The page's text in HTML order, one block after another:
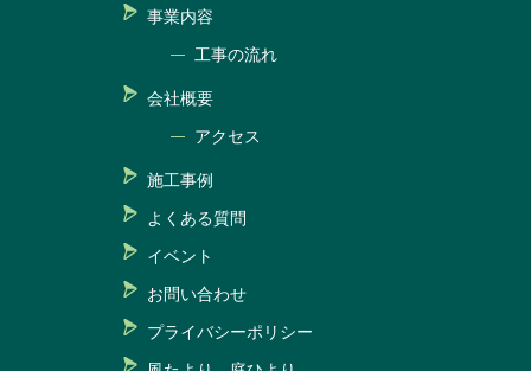
事業内容
工事の流れ
会社概要
アクセス
施工事例
よくある質問
イベント
お問い合わせ
プライバシーポリシー